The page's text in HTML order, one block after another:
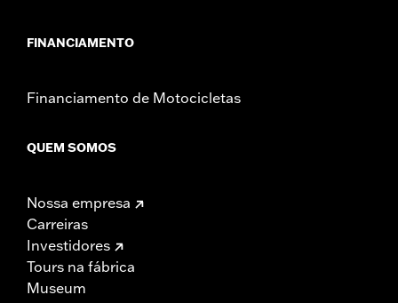
FINANCIAMENTO
Financiamento de Motocicletas
QUEM SOMOS
Nossa empresa
Carreiras
Investidores
Tours na fábrica
Museum